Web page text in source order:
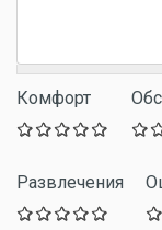
Комфорт
Развлечения